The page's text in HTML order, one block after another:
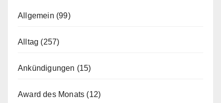
Allgemein (99)
Alltag (257)
Ankündigungen (15)
Award des Monats (12)